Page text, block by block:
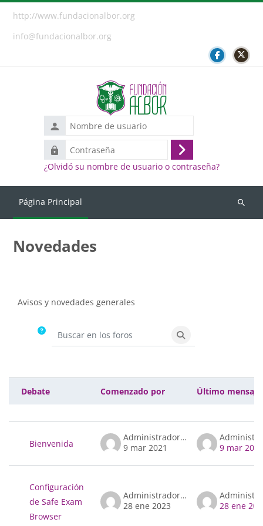
http://www.fundacionalbor.org
info@fundacionalbor.org
Nombre
de
usuario
Contraseña
Acceder
¿Olvidó su nombre de usuario o contraseña?
Página Principal
Buscar
Novedades
Avisos y novedades generales
Buscar en los foros
Buscar en los foros
Estado
Debate Comenzado por Último mensaje
Bienvenida
Administrador ALBOR
9 mar 2021
9 mar 2021
Configuración
de Safe Exam
Browser
Administrador ALBOR
28 ene 2023
28 ene